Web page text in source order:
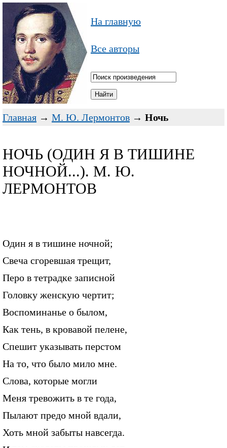
На главную
Все авторы
Главная → М. Ю. Лермонтов → Ночь
НОЧЬ (ОДИН Я В ТИШИНЕ
НОЧНОЙ...). М. Ю.
ЛЕРМОНТОВ
Один я в тишине ночной;
Свеча сгоревшая трещит,
Перо в тетрадке записной
Головку женскую чертит;
Воспоминанье о былом,
Как тень, в кровавой пелене,
Спешит указывать перстом
На то, что было мило мне.
Слова, которые могли
Меня тревожить в те года,
Пылают предо мной вдали,
Хоть мной забыты навсегда.